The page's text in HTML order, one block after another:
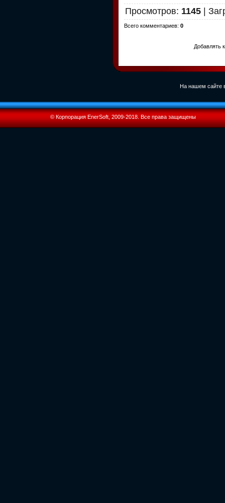
Просмотров: 1145 |
Всего комментариев: 0
Добавлять
На нашем сайте
© Корпорация EnerSoft, 2009-2018. Все права защищены